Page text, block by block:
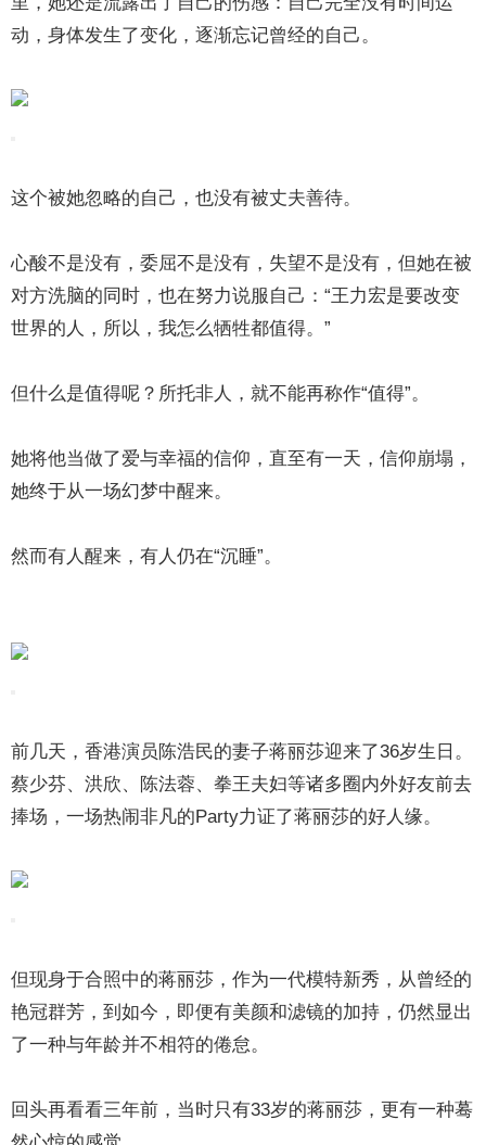
动，身体发生了变化，逐渐忘记曾经的自己。
这个被她忽略的自己，也没有被丈夫善待。
心酸不是没有，委屈不是没有，失望不是没有，但她在被
对方洗脑的同时，也在努力说服自己：“王力宏是要改变
世界的人，所以，我怎么牺牲都值得。”
但什么是值得呢？所托非人，就不能再称作“值得”。
她将他当做了爱与幸福的信仰，直至有一天，信仰崩塌，
她终于从一场幻梦中醒来。
然而有人醒来，有人仍在“沉睡”。
前几天，香港演员陈浩民的妻子蒋丽莎迎来了36岁生日。
蔡少芬、洪欣、陈法蓉、拳王夫妇等诸多圈内外好友前去
捧场，一场热闹非凡的Party力证了蒋丽莎的好人缘。
但现身于合照中的蒋丽莎，作为一代模特新秀，从曾经的
艳冠群芳，到如今，即便有美颜和滤镜的加持，仍然显出
了一种与年龄并不相符的倦怠。
回头再看看三年前，当时只有33岁的蒋丽莎，更有一种蓦